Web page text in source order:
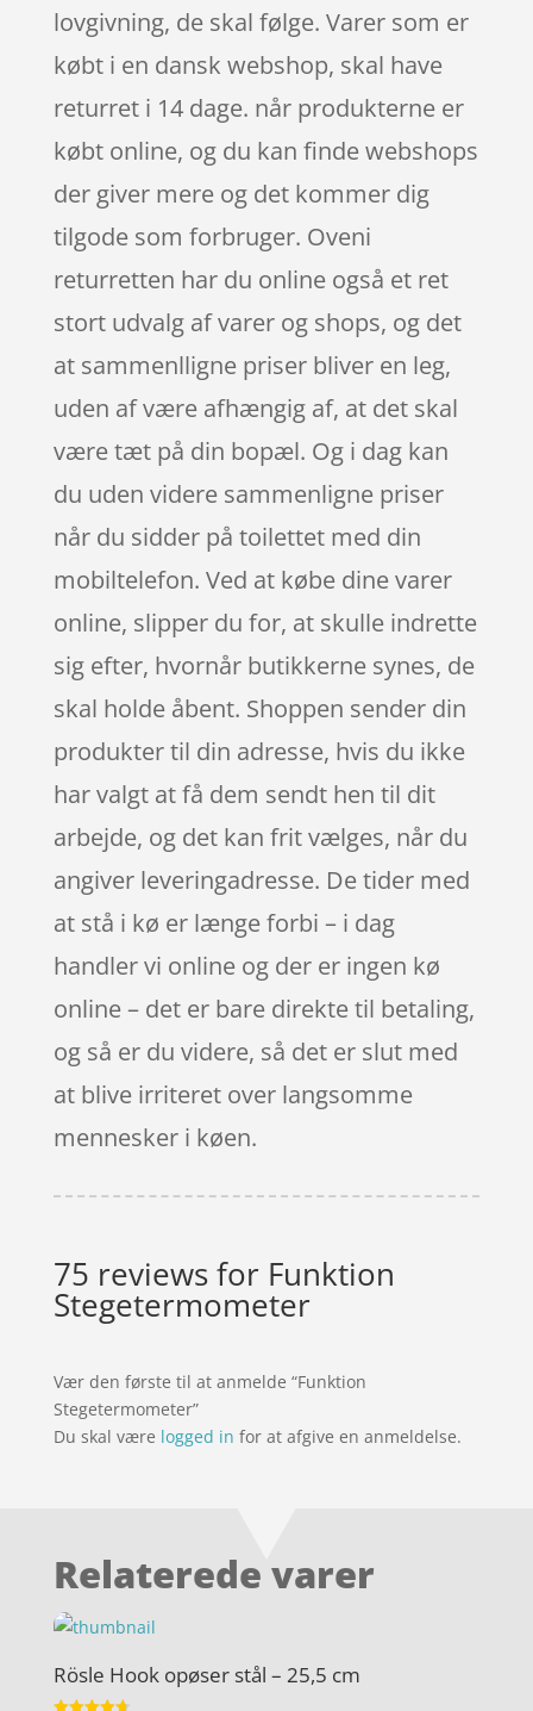
lovgivning, de skal følge. Varer som er
købt i en dansk webshop, skal have
returret i 14 dage. når produkterne er
købt online, og du kan finde webshops
der giver mere og det kommer dig
tilgode som forbruger. Oveni
returretten har du online også et ret
stort udvalg af varer og shops, og det
at sammenlligne priser bliver en leg,
uden af være afhængig af, at det skal
være tæt på din bopæl. Og i dag kan
du uden videre sammenligne priser
når du sidder på toilettet med din
mobiltelefon. Ved at købe dine varer
online, slipper du for, at skulle indrette
sig efter, hvornår butikkerne synes, de
skal holde åbent. Shoppen sender din
produkter til din adresse, hvis du ikke
har valgt at få dem sendt hen til dit
arbejde, og det kan frit vælges, når du
angiver leveringadresse. De tider med
at stå i kø er længe forbi – i dag
handler vi online og der er ingen kø
online – det er bare direkte til betaling,
og så er du videre, så det er slut med
at blive irriteret over langsomme
mennesker i køen.
75 reviews for Funktion
Stegetermometer
Vær den første til at anmelde “Funktion
Stegetermometer”
Du skal være logged in for at afgive en anmeldelse.
Relaterede varer
Rösle Hook opøser stål – 25,5 cm